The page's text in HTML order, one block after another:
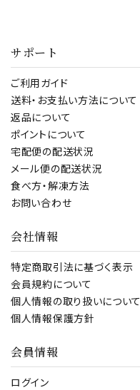
ンセット
サポート
ご利用ガイド
送料・お支払い方法について
返品について
ポイントについて
宅配便の配送状況
メール便の配送状況
食べ方・解凍方法
お問い合わせ
会社情報
特定商取引法に基づく表示
会員規約について
個人情報の取り扱いについて
個人情報保護方針
会員情報
ログイン